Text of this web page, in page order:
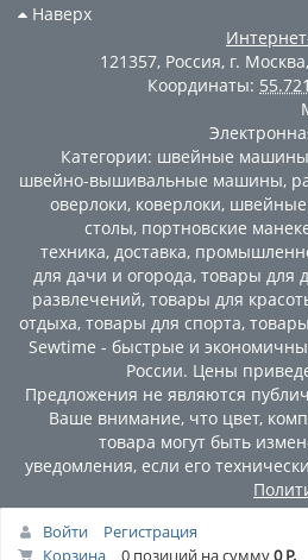
Наверх
121357, Россия, г. Москва,
Координаты:
Категории: швейные машины
швейно-вышивальные машины,
оверлоки, коверлоки, швейные
столы, портновские
техника, доставка,
для дачи и огорода, товары для
развлечений, товары для
отдыха, товары для спорта,
Sewtime - быстрые и
России. Цены
Предложения не являются
Ваше внимание, что цвет,
товара могут быть
уведомления, если его
Войти
Регистрация
Корзина
0 позиций на сумму0 Р.